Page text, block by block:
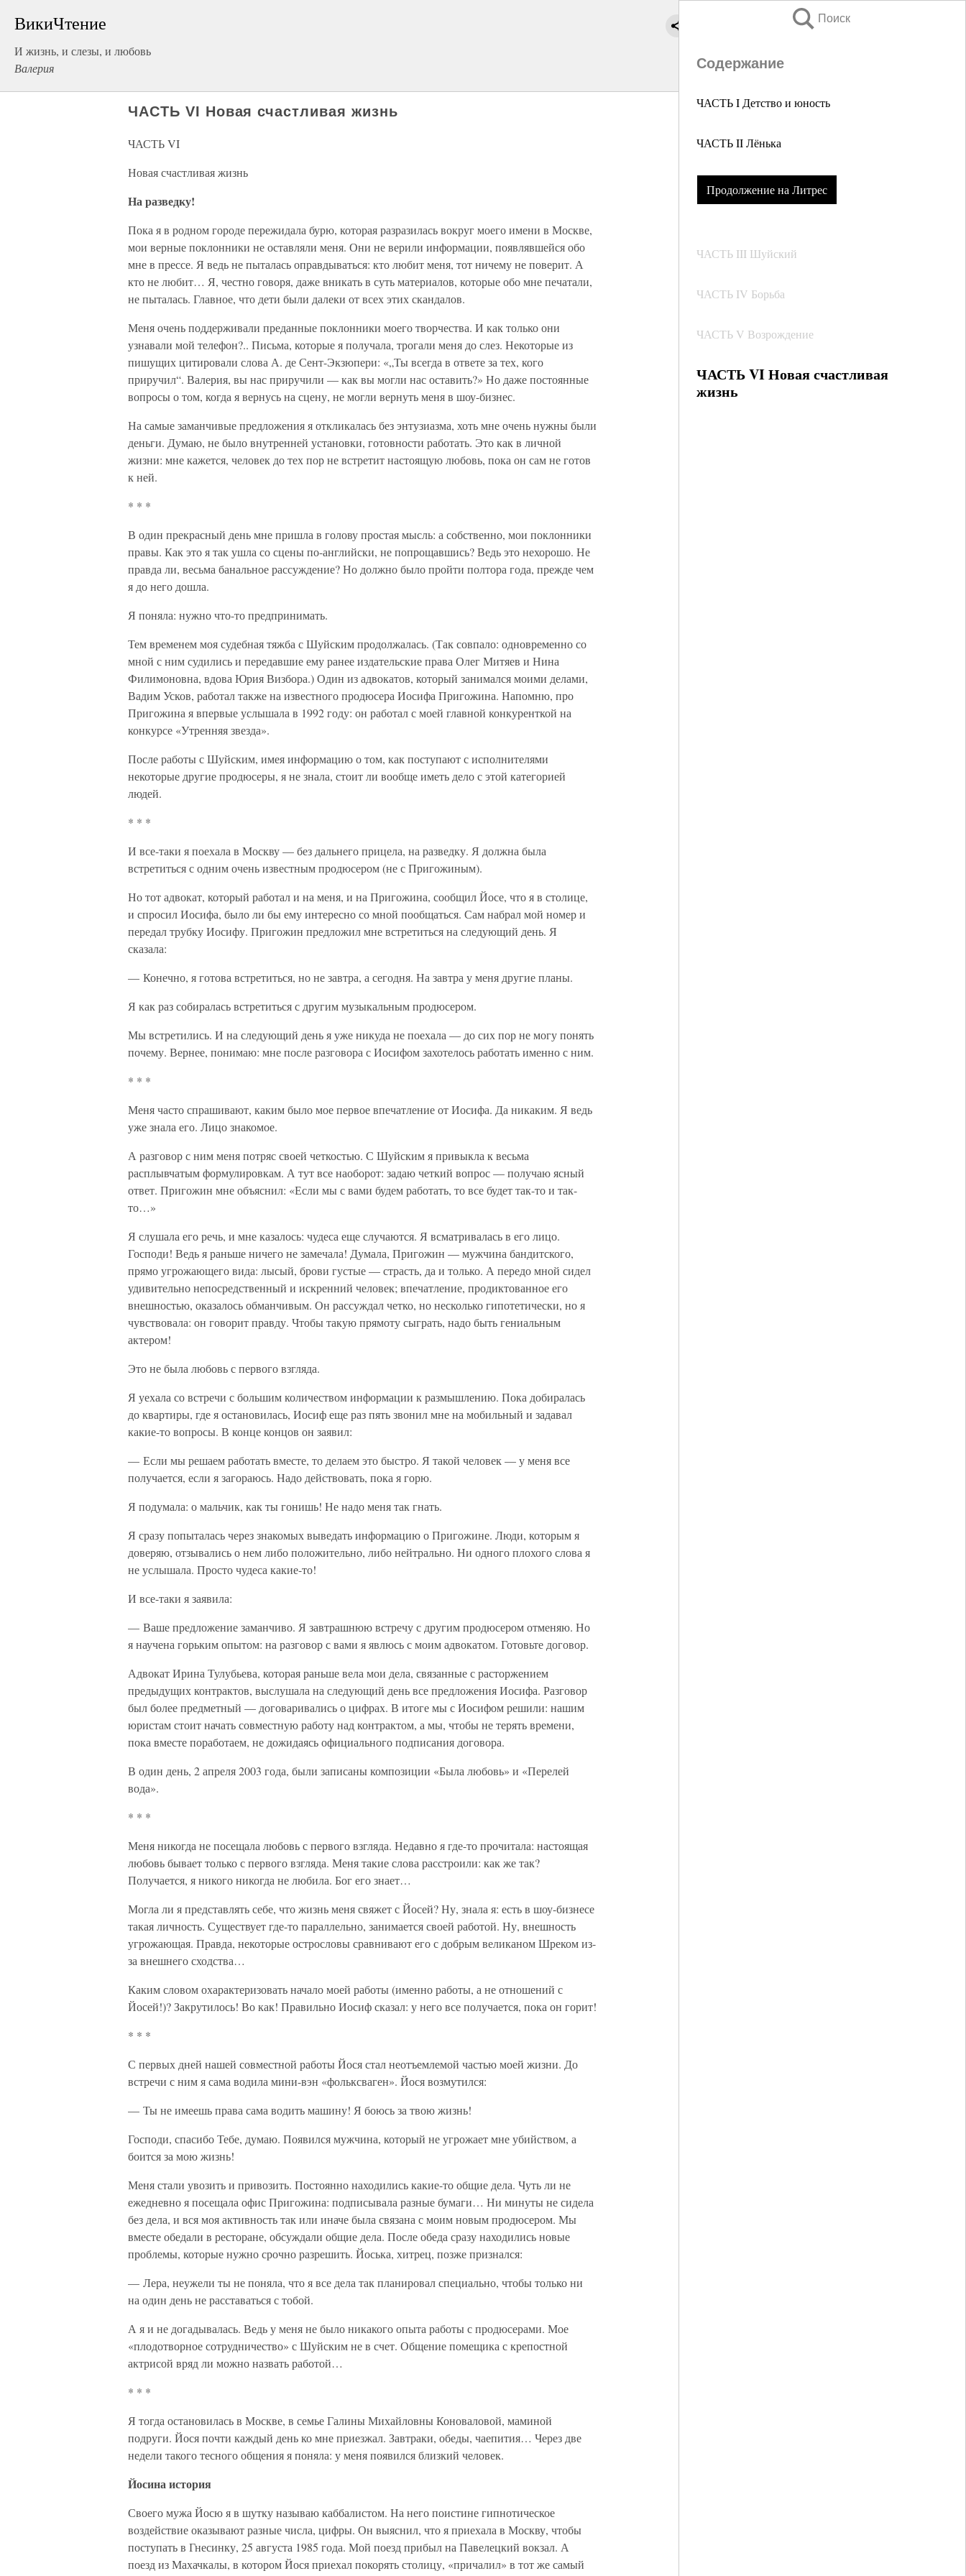
ВикиЧтение
И жизнь, и слезы, и любовь
Валерия
Поиск
Содержание
ЧАСТЬ I Детство и юность
ЧАСТЬ II Лёнька
Продолжение на Литрес
ЧАСТЬ III Шуйский
ЧАСТЬ IV Борьба
ЧАСТЬ V Возрождение
ЧАСТЬ VI Новая счастливая
жизнь
ЧАСТЬ VI Новая счастливая жизнь
ЧАСТЬ VI
Новая счастливая жизнь
На разведку!
Пока я в родном городе пережидала бурю, которая разразилась вокруг моего имени в Москве,
мои верные поклонники не оставляли меня. Они не верили информации, появлявшейся обо
мне в прессе. Я ведь не пыталась оправдываться: кто любит меня, тот ничему не поверит. А
кто не любит… Я, честно говоря, даже вникать в суть материалов, которые обо мне печатали,
не пыталась. Главное, что дети были далеки от всех этих скандалов.
Меня очень поддерживали преданные поклонники моего творчества. И как только они
узнавали мой телефон?.. Письма, которые я получала, трогали меня до слез. Некоторые из
пишущих цитировали слова А. де Сент-Экзюпери: «„Ты всегда в ответе за тех, кого
приручил“. Валерия, вы нас приручили — как вы могли нас оставить?» Но даже постоянные
вопросы о том, когда я вернусь на сцену, не могли вернуть меня в шоу-бизнес.
На самые заманчивые предложения я откликалась без энтузиазма, хоть мне очень нужны были
деньги. Думаю, не было внутренней установки, готовности работать. Это как в личной
жизни: мне кажется, человек до тех пор не встретит настоящую любовь, пока он сам не готов
к ней.
* * *
В один прекрасный день мне пришла в голову простая мысль: а собственно, мои поклонники
правы. Как это я так ушла со сцены по-английски, не попрощавшись? Ведь это нехорошо. Не
правда ли, весьма банальное рассуждение? Но должно было пройти полтора года, прежде чем
я до него дошла.
Я поняла: нужно что-то предпринимать.
Тем временем моя судебная тяжба с Шуйским продолжалась. (Так совпало: одновременно со
мной с ним судились и передавшие ему ранее издательские права Олег Митяев и Нина
Филимоновна, вдова Юрия Визбора.) Один из адвокатов, который занимался моими делами,
Вадим Усков, работал также на известного продюсера Иосифа Пригожина. Напомню, про
Пригожина я впервые услышала в 1992 году: он работал с моей главной конкуренткой на
конкурсе «Утренняя звезда».
После работы с Шуйским, имея информацию о том, как поступают с исполнителями
некоторые другие продюсеры, я не знала, стоит ли вообще иметь дело с этой категорией
людей.
* * *
И все-таки я поехала в Москву — без дальнего прицела, на разведку. Я должна была
встретиться с одним очень известным продюсером (не с Пригожиным).
Но тот адвокат, который работал и на меня, и на Пригожина, сообщил Йосе, что я в столице,
и спросил Иосифа, было ли бы ему интересно со мной пообщаться. Сам набрал мой номер и
передал трубку Иосифу. Пригожин предложил мне встретиться на следующий день. Я
сказала:
— Конечно, я готова встретиться, но не завтра, а сегодня. На завтра у меня другие планы.
Я как раз собиралась встретиться с другим музыкальным продюсером.
Мы встретились. И на следующий день я уже никуда не поехала — до сих пор не могу понять
почему. Вернее, понимаю: мне после разговора с Иосифом захотелось работать именно с ним.
* * *
Меня часто спрашивают, каким было мое первое впечатление от Иосифа. Да никаким. Я ведь
уже знала его. Лицо знакомое.
А разговор с ним меня потряс своей четкостью. С Шуйским я привыкла к весьма
расплывчатым формулировкам. А тут все наоборот: задаю четкий вопрос — получаю ясный
ответ. Пригожин мне объяснил: «Если мы с вами будем работать, то все будет так-то и так-
то…»
Я слушала его речь, и мне казалось: чудеса еще случаются. Я всматривалась в его лицо.
Господи! Ведь я раньше ничего не замечала! Думала, Пригожин — мужчина бандитского,
прямо угрожающего вида: лысый, брови густые — страсть, да и только. А передо мной сидел
удивительно непосредственный и искренний человек; впечатление, продиктованное его
внешностью, оказалось обманчивым. Он рассуждал четко, но несколько гипотетически, но я
чувствовала: он говорит правду. Чтобы такую прямоту сыграть, надо быть гениальным
актером!
Это не была любовь с первого взгляда.
Я уехала со встречи с большим количеством информации к размышлению. Пока добиралась
до квартиры, где я остановилась, Иосиф еще раз пять звонил мне на мобильный и задавал
какие-то вопросы. В конце концов он заявил:
— Если мы решаем работать вместе, то делаем это быстро. Я такой человек — у меня все
получается, если я загораюсь. Надо действовать, пока я горю.
Я подумала: о мальчик, как ты гонишь! Не надо меня так гнать.
Я сразу попыталась через знакомых выведать информацию о Пригожине. Люди, которым я
доверяю, отзывались о нем либо положительно, либо нейтрально. Ни одного плохого слова я
не услышала. Просто чудеса какие-то!
И все-таки я заявила:
— Ваше предложение заманчиво. Я завтрашнюю встречу с другим продюсером отменяю. Но
я научена горьким опытом: на разговор с вами я явлюсь с моим адвокатом. Готовьте договор.
Адвокат Ирина Тулубьева, которая раньше вела мои дела, связанные с расторжением
предыдущих контрактов, выслушала на следующий день все предложения Иосифа. Разговор
был более предметный — договаривались о цифрах. В итоге мы с Иосифом решили: нашим
юристам стоит начать совместную работу над контрактом, а мы, чтобы не терять времени,
пока вместе поработаем, не дожидаясь официального подписания договора.
В один день, 2 апреля 2003 года, были записаны композиции «Была любовь» и «Перелей
вода».
* * *
Меня никогда не посещала любовь с первого взгляда. Недавно я где-то прочитала: настоящая
любовь бывает только с первого взгляда. Меня такие слова расстроили: как же так?
Получается, я никого никогда не любила. Бог его знает…
Могла ли я представлять себе, что жизнь меня свяжет с Йосей? Ну, знала я: есть в шоу-бизнесе
такая личность. Существует где-то параллельно, занимается своей работой. Ну, внешность
угрожающая. Правда, некоторые острословы сравнивают его с добрым великаном Шреком из-
за внешнего сходства…
Каким словом охарактеризовать начало моей работы (именно работы, а не отношений с
Йосей!)? Закрутилось! Во как! Правильно Иосиф сказал: у него все получается, пока он горит!
* * *
С первых дней нашей совместной работы Йося стал неотъемлемой частью моей жизни. До
встречи с ним я сама водила мини-вэн «фольксваген». Йося возмутился:
— Ты не имеешь права сама водить машину! Я боюсь за твою жизнь!
Господи, спасибо Тебе, думаю. Появился мужчина, который не угрожает мне убийством, а
боится за мою жизнь!
Меня стали увозить и привозить. Постоянно находились какие-то общие дела. Чуть ли не
ежедневно я посещала офис Пригожина: подписывала разные бумаги… Ни минуты не сидела
без дела, и вся моя активность так или иначе была связана с моим новым продюсером. Мы
вместе обедали в ресторане, обсуждали общие дела. После обеда сразу находились новые
проблемы, которые нужно срочно разрешить. Йоська, хитрец, позже признался:
— Лера, неужели ты не поняла, что я все дела так планировал специально, чтобы только ни
на один день не расставаться с тобой.
А я и не догадывалась. Ведь у меня не было никакого опыта работы с продюсерами. Мое
«плодотворное сотрудничество» с Шуйским не в счет. Общение помещика с крепостной
актрисой вряд ли можно назвать работой…
* * *
Я тогда остановилась в Москве, в семье Галины Михайловны Коноваловой, маминой
подруги. Йося почти каждый день ко мне приезжал. Завтраки, обеды, чаепития… Через две
недели такого тесного общения я поняла: у меня появился близкий человек.
Йосина история
Своего мужа Йосю я в шутку называю каббалистом. На него поистине гипнотическое
воздействие оказывают разные числа, цифры. Он выяснил, что я приехала в Москву, чтобы
поступать в Гнесинку, 25 августа 1985 года. Мой поезд прибыл на Павелецкий вокзал. А
поезд из Махачкалы, в котором Йося приехал покорять столицу, «причалил» в тот же самый